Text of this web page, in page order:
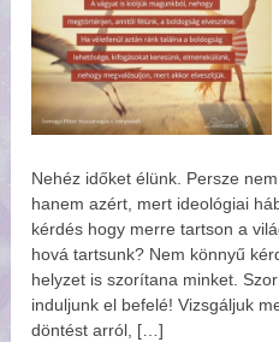
Nehéz időket élünk. Persze
hanem azért, mert ideológiai
kérdés hogy merre tartson a
hová tartsunk? Nem könnyű
helyzet is szorítana minket.
induljunk el befelé! Vizsgáljuk
döntést arról, […]